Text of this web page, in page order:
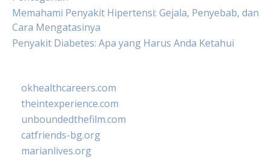
Memahami Penyakit Hipertensi: Gejala, Penyebab, dan
Cara Mengatasinya
Penyakit Diabetes: Apa yang Harus Anda Ketahui
okhealthcareers.com
theintexperience.com
unboundedthefilm.com
catfriends-bg.org
marianlives.org